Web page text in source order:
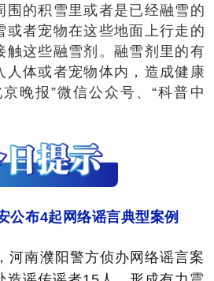
围的积雪里或者是已经融雪的
或者宠物在这些地面上行走的
触这些融雪剂。融雪剂里的有
人体或者宠物体内，造成健康
晚报”微信公众号、“科普中
公布4起网络谣言典型案例
河南濮阳警方侦办网络谣言案